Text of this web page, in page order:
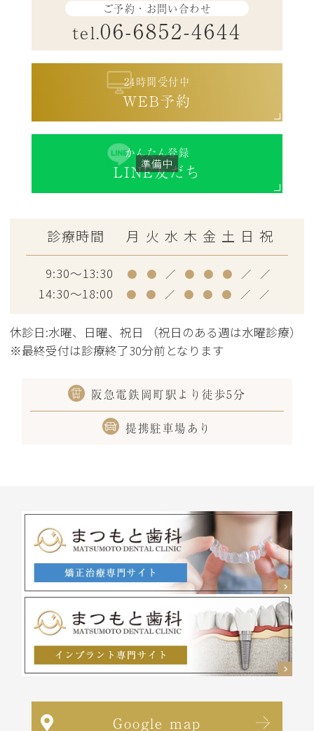
ご予約・お問い合わせ
tel.06-6852-4644
24時間受付中
WEB予約
かんたん登録
LINE友だち
診療時間 月 火 水 木 金 土 日 祝
9:30～13:30 ● ● ／ ● ● ● ／ ／
14:30～18:00 ● ● ／ ● ● ● ／ ／
休診日:水曜、日曜、祝日 （祝日のある週は水曜診療）
※最終受付は診療終了30分前となります
阪急電鉄岡町駅より徒歩5分
提携駐車場あり
Google map